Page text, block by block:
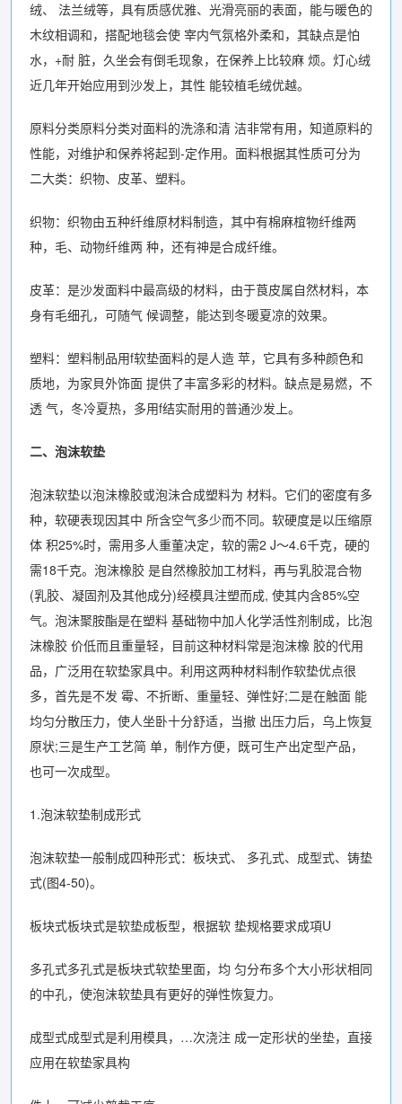
绒、 法兰绒等，具有质感优雅、光滑亮丽的表面，能与暖色的
木纹相调和，搭配地毯会使 宰内气氛格外柔和，其缺点是怕
水，+耐 脏，久坐会有倒毛现象，在保养上比较麻 烦。灯心绒
近几年开始应用到沙发上，其性 能较植毛绒优越。
原料分类原料分类对面料的洗涤和清 洁非常有用，知道原料的
性能，对维护和保养将起到-定作用。面料根据其性质可分为
二大类：织物、皮革、塑料。
织物：织物由五种纤维原材料制造，其中有棉麻椬物纤维两
种，毛、动物纤维两 种，还有神是合成纤维。
皮革：是沙发面料中最高级的材料，由于莨皮属自然材料，本
身有毛细孔，可随气 候调整，能达到冬暖夏凉的效果。
塑料：塑料制品用f软垫面料的是人造 苹，它具有多种颜色和
质地，为家貝外饰面 提供了丰富多彩的材料。缺点是易燃，不
透 气，冬冷夏热，多用f结实耐用的普通沙发上。
二、泡沫软垫
泡沫软垫以泡沬橡胶或泡沬合成塑料为 材料。它们的密度有多
种，软硬表现因其中 所含空气多少而不同。软硬度是以压缩原
体 积25%时，需用多人重董决定，软的需2 J〜4.6千克，硬的
需18千克。泡沫橡胶 是自然橡胶加工材料，再与乳胶混合物
(乳胶、凝固剂及其他成分)经模具注塑而成, 使其内含85%空
气。泡沫聚胺酯是在塑料 基础物中加人化学活性剂制成，比泡
沫橡胶 价低而且重量轻，目前这种材料常是泡沫橡 胶的代用
品，广泛用在软垫家具中。利用这两种材料制作软垫优点很
多，首先是不发 霉、不折断、重量轻、弹性好;二是在触面 能
均匀分散压力，使人坐卧十分舒适，当撤 出压力后，乌上恢复
原状;三是生产工艺简 单，制作方便，既可生产出定型产品，
也可一次成型。
1.泡沫软垫制成形式
泡沫软垫一般制成四种形式：板块式、 多孔式、成型式、铸垫
式(图4-50)。
板块式板块式是软垫成板型，根据软 垫规格要求成項U
多孔式多孔式是板块式软垫里面，均 匀分布多个大小形状相同
的中孔，使泡沫软垫具有更好的弹性恢复力。
成型式成型式是利用模具，…次浇注 成一定形状的坐垫，直接
应用在软垫家具构